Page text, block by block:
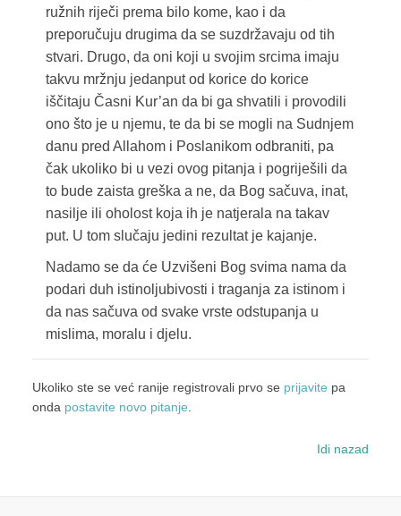
ružnih riječi prema bilo kome, kao i da
preporučuju drugima da se suzdržavaju od tih
stvari. Drugo, da oni koji u svojim srcima imaju
takvu mržnju jedanput od korice do korice
iščitaju Časni Kur’an da bi ga shvatili i provodili
ono što je u njemu, te da bi se mogli na Sudnjem
danu pred Allahom i Poslanikom odbraniti, pa
čak ukoliko bi u vezi ovog pitanja i pogriješili da
to bude zaista greška a ne, da Bog sačuva, inat,
nasilje ili oholost koja ih je natjerala na takav
put. U tom slučaju jedini rezultat je kajanje.
Nadamo se da će Uzvišeni Bog svima nama da
podari duh istinoljubivosti i traganja za istinom i
da nas sačuva od svake vrste odstupanja u
mislima, moralu i djelu.
Ukoliko ste se već ranije registrovali prvo se prijavite pa
onda postavite novo pitanje.
Idi nazad